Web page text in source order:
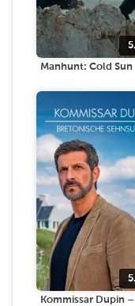
Manhunt: Cold Sun
Kommissar Dupin –